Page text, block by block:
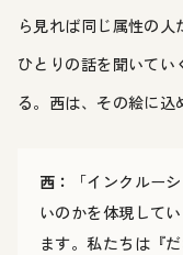
ら見れば同じ属性の
ひとりの話を聞いてい
る。西は、その絵に込
西：
「インクルー
いのかを体現して
ます。私たちは『